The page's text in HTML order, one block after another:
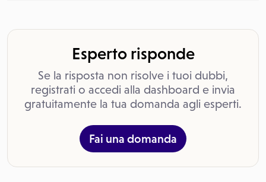
Esperto risponde
Se la risposta non risolve i tuoi dubbi,
registrati o accedi alla dashboard e invia
gratuitamente la tua domanda agli esperti.
Fai una domanda